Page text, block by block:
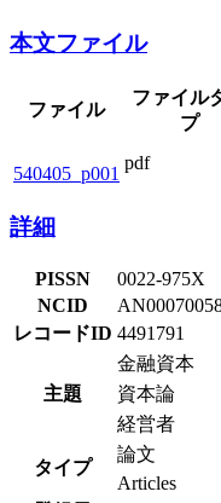
本文ファイル
ファイル
ファイル
プ
540405_p001
pdf
詳細
PISSN
0022-975X
NCID
レコードID 4491791
主題
金融資本
資本論
経営者
タイプ
論文
Articles